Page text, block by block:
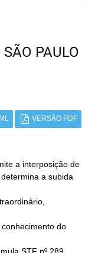
PAULO
VERSÃO PDF
a interposição de